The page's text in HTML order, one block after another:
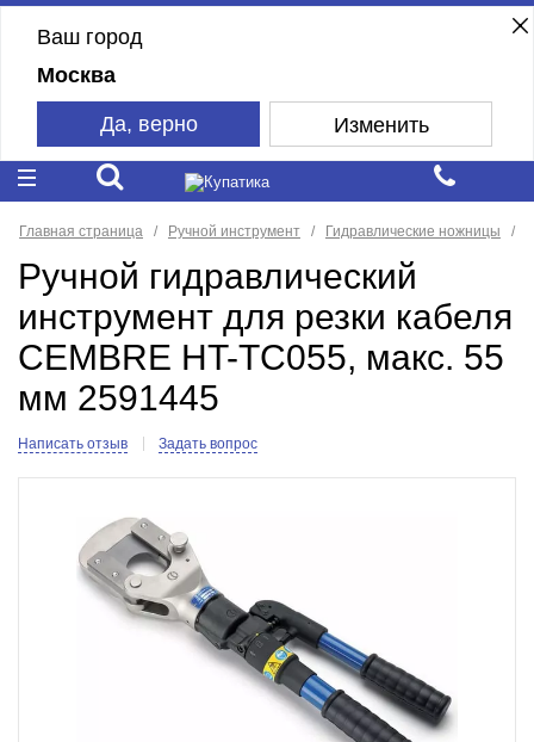
Ваш город
Москва
Да, верно Изменить
Главная страница Ручной инструмент Гидравлические ножницы
Ручной гидравлический
инструмент для резки кабеля
CEMBRE HT-TC055, макс. 55
мм 2591445
Написать отзыв Задать вопрос